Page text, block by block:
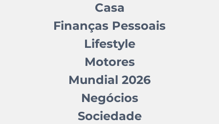
Casa
Finanças Pessoais
Lifestyle
Motores
Mundial 2026
Negócios
Sociedade